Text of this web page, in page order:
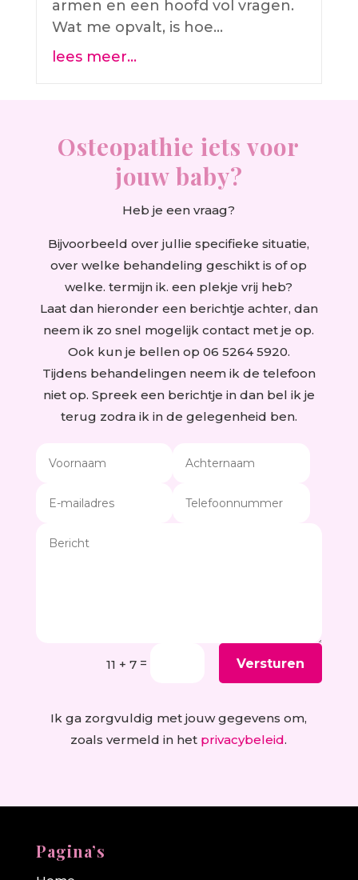
armen en een hoofd vol vragen.
Wat me opvalt, is hoe…
lees meer…
Osteopathie iets voor
jouw baby?
Heb je een vraag?
Bijvoorbeeld over jullie specifieke situatie,
over welke behandeling geschikt is of op
welke. termijn ik. een plekje vrij heb?
Laat dan hieronder een berichtje achter, dan
neem ik zo snel mogelijk contact met je op.
Ook kun je bellen op 06 5264 5920.
Tijdens behandelingen neem ik de telefoon
niet op. Spreek een berichtje in dan bel ik je
terug zodra ik in de gelegenheid ben.
11 + 7 = Versturen
Ik ga zorgvuldig met jouw gegevens om,
zoals vermeld in het privacybeleid.
Pagina’s